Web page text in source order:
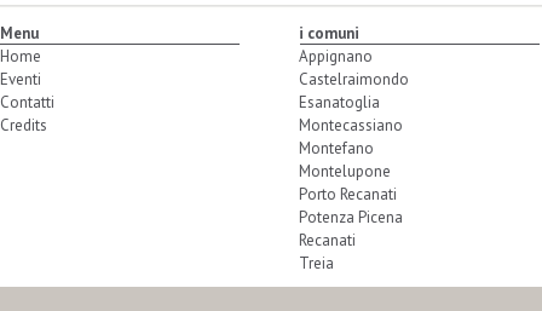
Menu
Home
Eventi
Contatti
Credits
i comuni
Appignano
Castelraimondo
Esanatoglia
Montecassiano
Montefano
Montelupone
Porto Recanati
Potenza Picena
Recanati
Treia